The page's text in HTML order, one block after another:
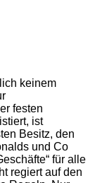
keinem
festen
ist
Besitz, den
und Co
für alle
regiert auf den